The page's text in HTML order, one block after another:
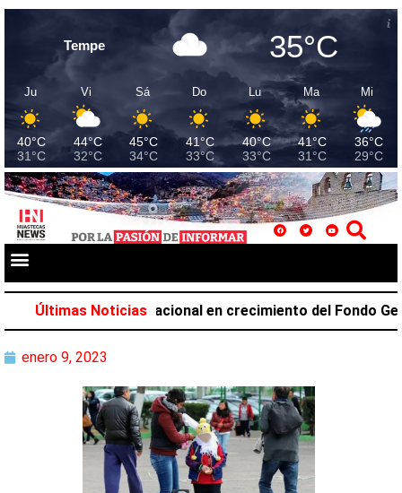
Tempe 35°C
Ju
40°C
31°C
Vi
44°C
32°C
Sá
45°C
34°C
Do
41°C
33°C
Lu
40°C
33°C
Ma
41°C
31°C
Mi
36°C
29°C
Últimas Noticias
el primer lugar nacional en crecimiento del Fondo
enero 9, 2023